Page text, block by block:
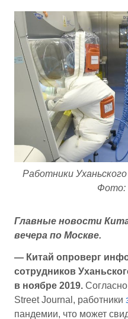
Работники
Фото:
Главные новости
вечера по Москве.
— Китай опроверг
сотрудников
в ноябре 2019.
Street Journal, работники
пандемии, что может